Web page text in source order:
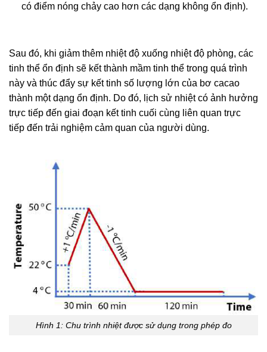
có điểm nóng chảy cao hơn các dạng không ổn định).
Sau đó, khi giảm thêm nhiệt độ xuống nhiệt độ phòng, các
tinh thể ổn định sẽ kết thành mầm tinh thể trong quá trình
này và thúc đẩy sự kết tinh số lượng lớn của bơ cacao
thành một dạng ổn định. Do đó, lịch sử nhiệt có ảnh hưởng
trực tiếp đến giai đoạn kết tinh cuối cùng liên quan trực
tiếp đến trải nghiệm cảm quan của người dùng.
Hình 1: Chu trình nhiệt được sử dụng trong phép đo